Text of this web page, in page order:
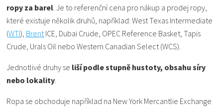
ropy za barel . Je to referenční cena pro nákup a prodej ropy,
které existuje několik druhů, například: West Texas Intermediate
(WTI), Brent ICE, Dubai Crude, OPEC Reference Basket, Tapis
Crude, Urals Oil nebo Western Canadian Select (WCS).
Jednotlivé druhy se liší podle stupně hustoty, obsahu síry
nebo lokality
Ropa se obchoduje například na New York Mercantlie Exchange